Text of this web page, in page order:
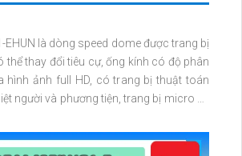
EHUN là dòng speed dome được trang bị
thể thay đổi tiêu cự, ống kính có độ phân
hình ảnh full HD, có trang bị thuật toán
người và phương tiện, trang bị micro và